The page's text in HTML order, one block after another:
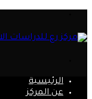
الرئيسية
عن المركز